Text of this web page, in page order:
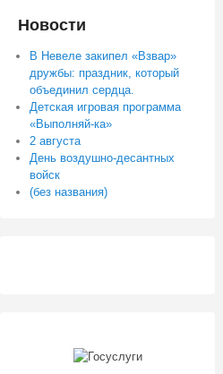
Новости
В Невеле закипел «Взвар»
дружбы: праздник, который
объединил сердца.
Детская игровая программа
«Выполняй-ка»
2 августа
День воздушно-десантных
войск
(без названия)